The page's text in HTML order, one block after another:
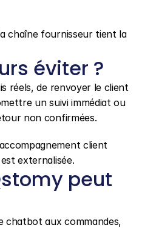
chaîne fournisseur tient la
éviter ?
réels, de renvoyer le client
un suivi immédiat ou
non confirmées.
client
externalisée.
peut
chatbot aux commandes,